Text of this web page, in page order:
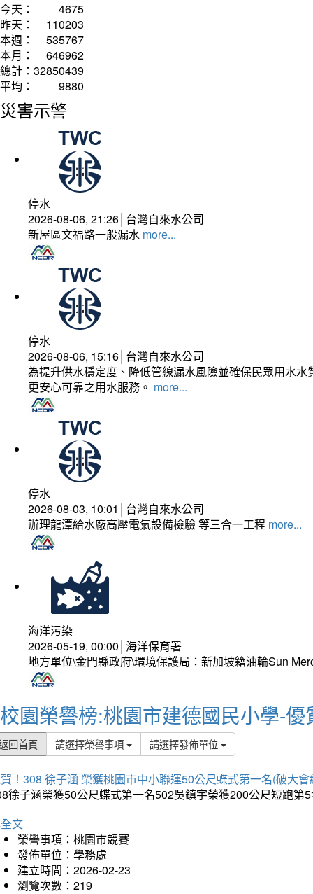
今天：
4675
昨天：
110203
本週：
535767
本月：
646962
總計： 32850439
平均：
9880
災害示警
停水
2026-08-06, 21:26│台灣自來水公司
新屋區文福路一般漏水 more...
停水
2026-08-06, 15:16│台灣自來水公司
為提升供水穩定度、降低管線漏水風險並確保民眾用水
更安心可靠之用水服務。 more...
停水
2026-08-03, 10:01│台灣自來水公司
辦理龍潭給水廠高壓電氣設備檢驗 等三合一工程 more...
海洋污染
2026-05-19, 00:00│海洋保育署
地方單位\金門縣政府\環境保護局：新加坡籍油輪Sun
校園榮譽榜:桃園市建德國民小學-優
回首頁 請選擇榮譽事項 請選擇發佈單位
！308 徐子涵 榮獲桃園市中小聯運50公尺蝶式第一名(破大會
徐子涵榮獲50公尺蝶式第一名502吳鎮宇榮獲200公尺短跑
文
榮譽事項：桃園市競賽
發佈單位：學務處
建立時間：2026-02-23
瀏覽次數：219